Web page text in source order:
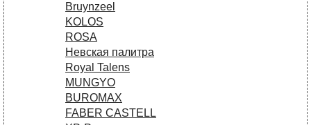
Bruynzeel
KOLOS
ROSA
Невская палитра
Royal Talens
MUNGYO
BUROMAX
FABER CASTELL